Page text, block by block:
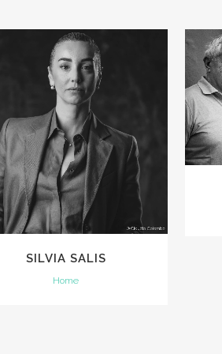
VIEW
SILVIA SALIS
Home